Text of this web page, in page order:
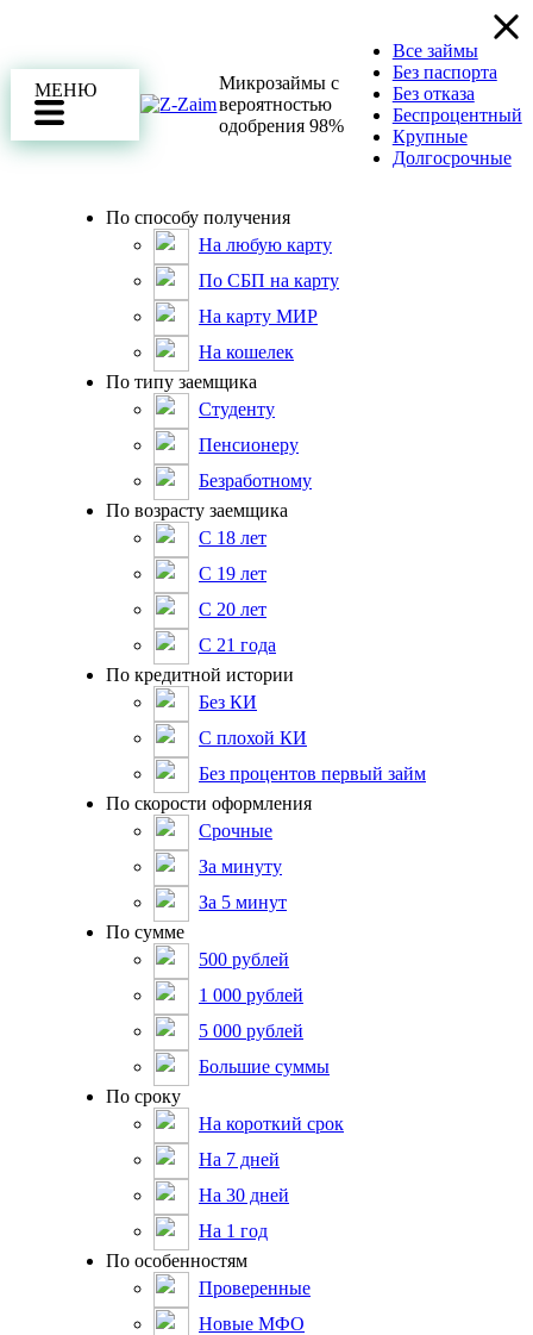
Микрозаймы с
вероятностью
одобрения 98%
МЕНЮ
Все займы
Без паспорта
Без отказа
Беспроцентный
Крупные
Долгосрочные
По способу получения
На любую карту
По СБП на карту
На карту МИР
На кошелек
По типу заемщика
Студенту
Пенсионеру
Безработному
По возрасту заемщика
С 18 лет
С 19 лет
С 20 лет
С 21 года
По кредитной истории
Без КИ
С плохой КИ
Без процентов первый займ
По скорости оформления
Срочные
За минуту
За 5 минут
По сумме
500 рублей
1 000 рублей
5 000 рублей
Большие суммы
По сроку
На короткий срок
На 7 дней
На 30 дней
На 1 год
По особенностям
Проверенные
Новые МФО